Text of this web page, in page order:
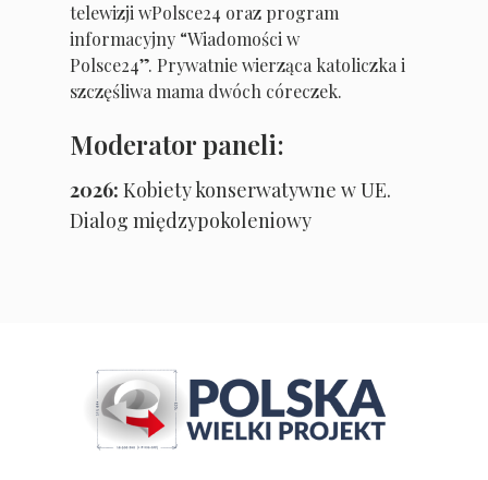
telewizji wPolsce24 oraz program
informacyjny “Wiadomości w
Polsce24”. Prywatnie wierząca katoliczka i
szczęśliwa mama dwóch córeczek.
Moderator paneli:
2026: Kobiety konserwatywne w UE.
Dialog międzypokoleniowy